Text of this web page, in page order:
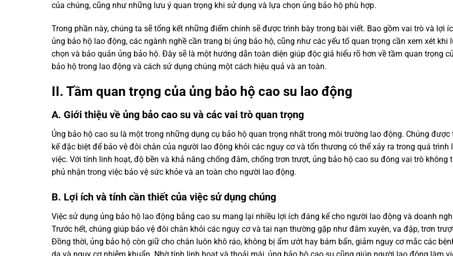
của chúng, cũng như những lưu ý quan trọng khi sử dụng và lựa chọn ủng bảo hộ phù hợp.
Trong phần này, chúng ta sẽ tổng kết những điểm chính sẽ được trình bày trong bài viết. Bao gồm vai trò và lợi
ủng bảo hộ lao động, các ngành nghề cần trang bị ủng bảo hộ, cũng như các yếu tố quan trọng cần xem xét khi
chọn và bảo quản ủng bảo hộ. Đây sẽ là một hướng dẫn toàn diện giúp độc giả hiểu rõ hơn về tầm quan trọng
bảo hộ trong lao động và cách sử dụng chúng một cách hiệu quả và an toàn.
II. Tầm quan trọng của ủng bảo hộ cao su lao động
A. Giới thiệu về ủng bảo cao su và các vai trò quan trọng
Ủng bảo hộ cao su là một trong những dụng cụ bảo hộ quan trọng nhất trong môi trường lao động. Chúng được
kế đặc biệt để bảo vệ đôi chân của người lao động khỏi các nguy cơ và tổn thương có thể xảy ra trong quá trình
việc. Với tính linh hoạt, độ bền và khả năng chống đâm, chống trơn trượt, ủng bảo hộ cao su đóng vai trò không
phủ nhận trong việc bảo vệ sức khỏe và an toàn cho người lao động.
B. Lợi ích và tính cần thiết của việc sử dụng chúng
Việc sử dụng ủng bảo hộ lao động bằng cao su mang lại nhiều lợi ích đáng kể cho người lao động và doanh
Trước hết, chúng giúp bảo vệ đôi chân khỏi các nguy cơ và tai nạn thường gặp như đâm xuyên, va đập, trơn
Đồng thời, ủng bảo hộ còn giữ cho chân luôn khô ráo, không bị ẩm ướt hay bám bẩn, giảm nguy cơ mắc các
da và nguy cơ nhiễm khuẩn. Nhờ tính linh hoạt và thoải mái, ủng bảo hộ cao su cũng giúp người lao động làm